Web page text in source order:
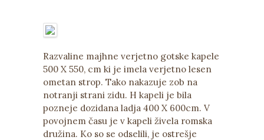
Razvaline majhne verjetno gotske kapele
500 X 550, cm ki je imela verjetno lesen
ometan strop. Tako nakazuje zob na
notranji strani zidu. H kapeli je bila
pozneje dozidana ladja 400 X 600cm. V
povojnem času je v kapeli živela romska
družina. Ko so se odselili, je ostrešje